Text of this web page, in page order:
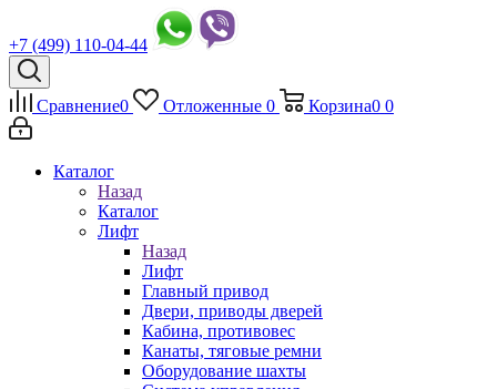
+7 (499) 110-04-44
Сравнение0 Отложенные 0 Корзина0 0
Каталог
Назад
Каталог
Лифт
Назад
Лифт
Главный привод
Двери, приводы дверей
Кабина, противовес
Канаты, тяговые ремни
Оборудование шахты